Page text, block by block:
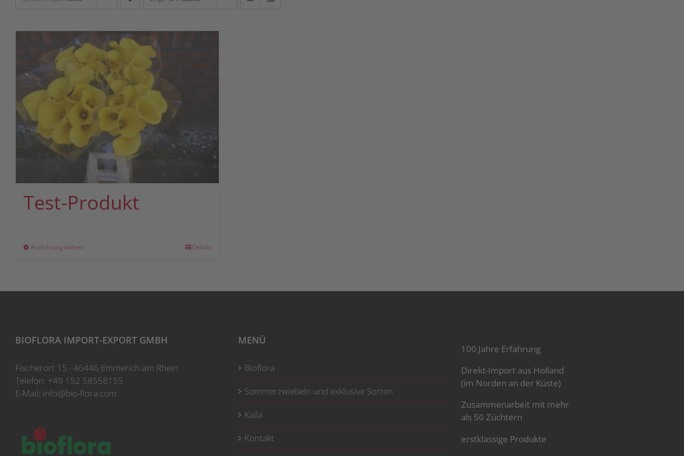
Test-Produkt
Ausführung wählen
Optionen
auf
der
Produktseite
Details
BIOFLORA IMPORT-EXPORT GMBH
Fischerort 15 · 46446 Emmerich am Rhein
Telefon: +49 152 58558155
E-Mail: info@bio-flora.com
MENÜ
Bioflora
Sommerzwiebeln und exklusive Sorten
Kalla
Kontakt
100 Jahre Erfahrung
Direkt-Import aus Holland
(im Norden an der Küste)
Zusammenarbeit mit mehr
als 50 Züchtern
erstklassige Produkte